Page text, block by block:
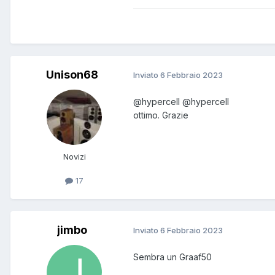
Unison68
Novizi
17
Inviato 6 Febbraio 2023
@hypercell @hypercell
ottimo. Grazie
jimbo Inviato 6 Febbraio 2023
Sembra un Graaf50